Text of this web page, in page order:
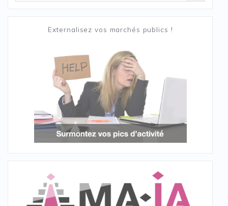
Externalisez vos marchés publics !